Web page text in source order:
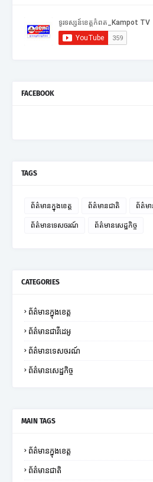
FACEBOOK
TAGS
ព័ត៌មានក្នុងខេត្ត ព័ត៌មានជាតិ ព័ត៌មា
ព័ត៌មានទេសចរណ៍ ព័ត៌មានសេដ្ឋកិច្ច
CATEGORIES
ព័ត៌មានក្នុងខេត្ត
ព័ត៌មានជាវីដេអូ
ព័ត៌មានទេសចរណ៍
ព័ត៌មានសេដ្ឋកិច្ច
MAIN TAGS
ព័ត៌មានក្នុងខេត្ត
ព័ត៌មានជាតិ